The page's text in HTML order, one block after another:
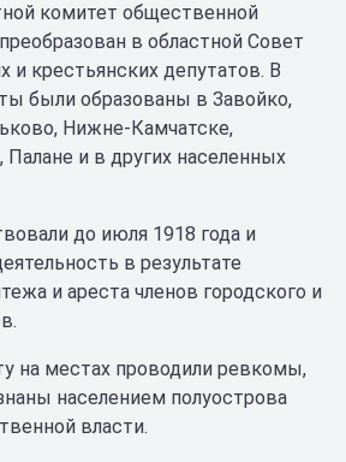
комитет общественной
в областной Совет
и крестьянских депутатов. В
были образованы в Завойко,
Нижне-Камчатске,
и в других населенных
до июля 1918 года и
в результате
и ареста членов городского и
на местах проводили ревкомы,
населением полуострова
власти.